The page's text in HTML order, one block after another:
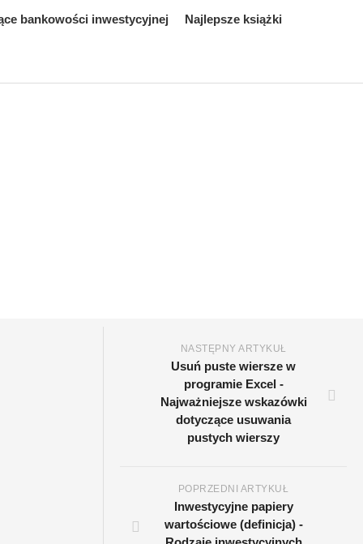
bankowości inwestycyjnej Najlepsze książki
NASTĘPNY ARTYKUŁ
Usuń puste wiersze w
programie Excel -
Najważniejsze wskazówki
dotyczące usuwania
pustych wierszy
POPRZEDNI ARTYKUŁ
Inwestycyjne papiery
wartościowe (definicja) -